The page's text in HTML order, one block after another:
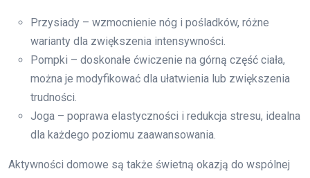
Przysiady – wzmocnienie nóg i pośladków, różne
warianty dla zwiększenia intensywności.
Pompki – doskonałe ćwiczenie na górną część ciała,
można je modyfikować dla ułatwienia lub zwiększenia
trudności.
Joga – poprawa elastyczności i redukcja stresu, idealna
dla każdego poziomu zaawansowania.
Aktywności domowe są także świetną okazją do wspólnej